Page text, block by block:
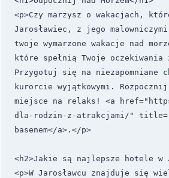
<p>Czy marzysz o wakacjach,
Jarosławiec, z jego
twoje wymarzone wakacje nad
które spełnią Twoje
Przygotuj się na niezapomniane
kurorcie wyjątkowymi.
miejsce na relaks! <a
dla-rodzin-z-atrakcjami/"
basenem</a>.</p>
<h2>Jakie są najlepsze hotele w
<p>W Jarosławcu znajduje się